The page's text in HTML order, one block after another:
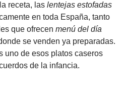
receta, las lentejas estofadas
en toda España, tanto
que ofrecen menú del día
se venden ya preparadas.
uno de esos platos caseros
de la infancia.